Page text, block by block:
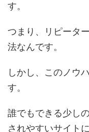
す。
つまり、リピータ
法なんです。
しかし、このノウ
す。
誰でもできる少し
されやすいサイト